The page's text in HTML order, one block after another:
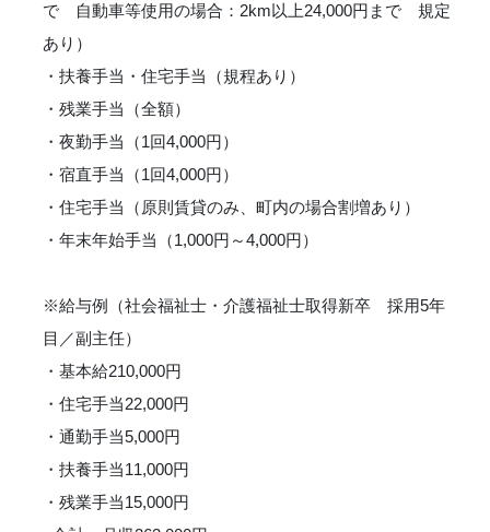
で 自動車等使用の場合：2km以上24,000円まで 規定
あり）
・扶養手当・住宅手当（規程あり）
・残業手当（全額）
・夜勤手当（1回4,000円）
・宿直手当（1回4,000円）
・住宅手当（原則賃貸のみ、町内の場合割増あり）
・年末年始手当（1,000円～4,000円）
※給与例（社会福祉士・介護福祉士取得新卒 採用5年
目／副主任）
・基本給210,000円
・住宅手当22,000円
・通勤手当5,000円
・扶養手当11,000円
・残業手当15,000円